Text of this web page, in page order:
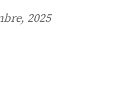
2025